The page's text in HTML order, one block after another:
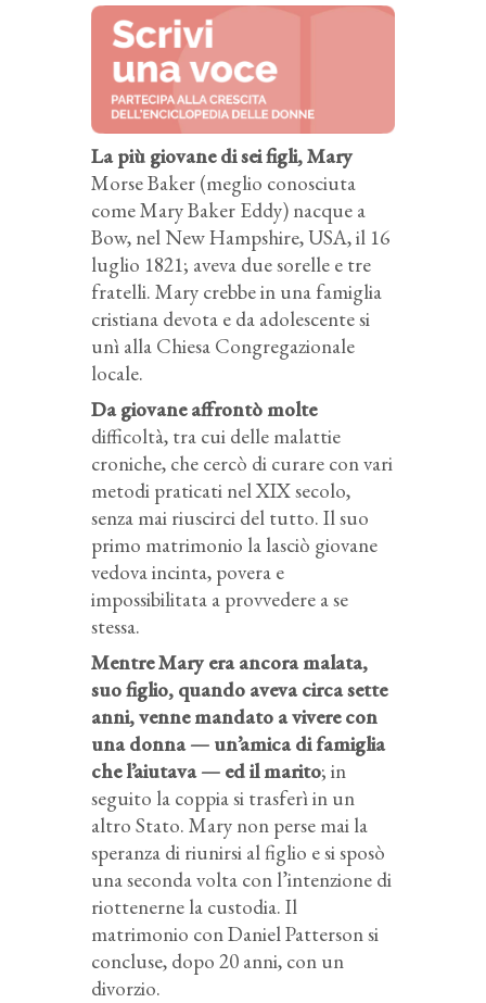
La più giovane di sei figli, Mary
Morse Baker (meglio conosciuta
come Mary Baker Eddy) nacque a
Bow, nel New Hampshire, USA, il 16
luglio 1821; aveva due sorelle e tre
fratelli. Mary crebbe in una famiglia
cristiana devota e da adolescente si
unì alla Chiesa Congregazionale
locale.
Da giovane affrontò molte
difficoltà, tra cui delle malattie
croniche, che cercò di curare con vari
metodi praticati nel XIX secolo,
senza mai riuscirci del tutto. Il suo
primo matrimonio la lasciò giovane
vedova incinta, povera e
impossibilitata a provvedere a se
stessa.
Mentre Mary era ancora malata,
suo figlio, quando aveva circa sette
anni, vennemandato a vivere con
una donna — un’amica di famiglia
che l’aiutava — ed il marito; in
seguito la coppia si trasferì in un
altro Stato. Mary non perse mai la
speranza di riunirsi al figlio e si sposò
una seconda volta con l’intenzione di
riottenerne la custodia. Il
matrimonio con Daniel Patterson si
concluse, dopo 20 anni, con un
divorzio.